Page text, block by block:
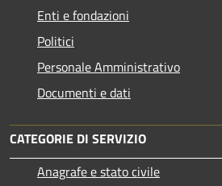
Enti e fondazioni
Politici
Personale Amministrativo
Documenti e dati
CATEGORIE DI SERVIZIO
Anagrafe e stato civile